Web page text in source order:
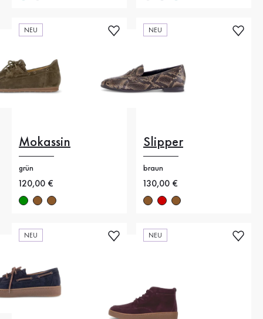
NEU
Mokassin
grün
Neuer Preis
120,00 €
NEU
Slipper
braun
Neuer Preis
130,00 €
NEU NEU